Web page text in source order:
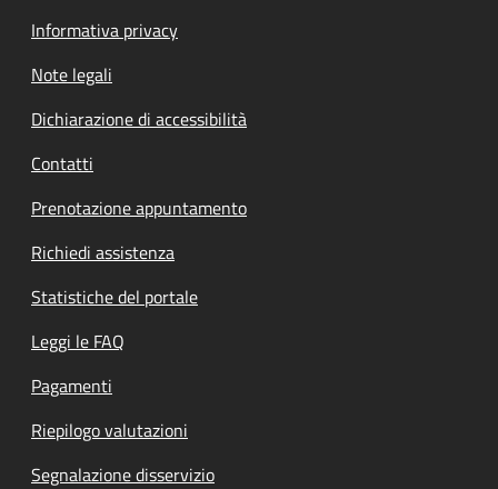
Informativa privacy
Note legali
Dichiarazione di accessibilità
Contatti
Prenotazione appuntamento
Richiedi assistenza
Statistiche del portale
Leggi le FAQ
Pagamenti
Riepilogo valutazioni
Segnalazione disservizio